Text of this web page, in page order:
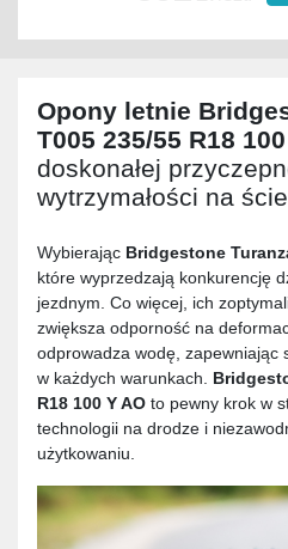
Opony letnie
T005 235/55 R18
doskonałej
wytrzymałości na
Wybierając Bridgestone
które wyprzedzają konkurencję
jezdnym. Co więcej, ich
zwiększa odporność na
odprowadza wodę, zapewniając
w każdych warunkach.
R18 100 Y AO to pewny krok w
technologii na drodze i
użytkowaniu.